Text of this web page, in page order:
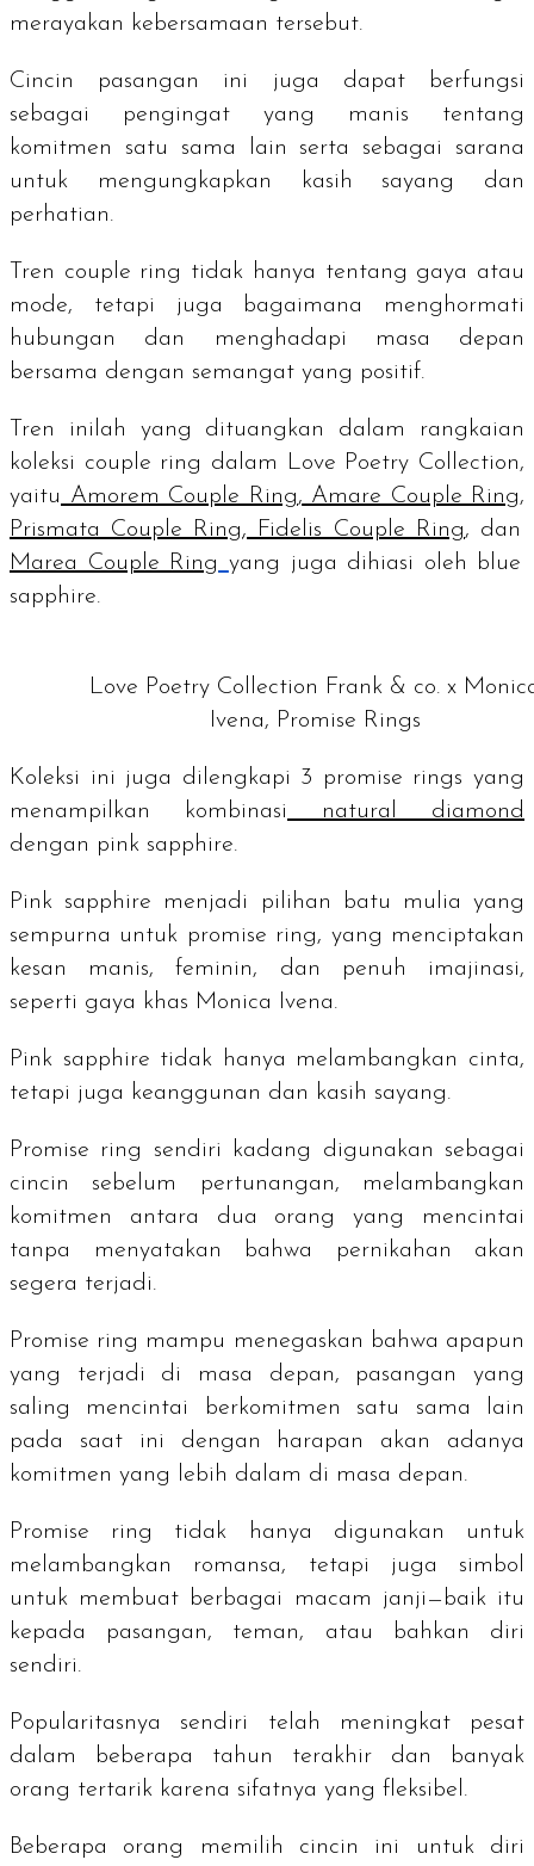
merayakan kebersamaan tersebut.
Cincin pasangan ini juga dapat berfungsi
sebagai pengingat yang manis tentang
komitmen satu sama lain serta sebagai sarana
untuk mengungkapkan kasih sayang dan
perhatian.
Tren couple ring tidak hanya tentang gaya atau
mode, tetapi juga bagaimana menghormati
hubungan dan menghadapi masa depan
bersama dengan semangat yang positif.
Tren inilah yang dituangkan dalam rangkaian
koleksi couple ring dalam Love Poetry Collection,
yaitu Amorem Couple Ring, Amare Couple Ring,
Prismata Couple Ring, Fidelis Couple Ring, dan
Marea Couple Ring yang juga dihiasi oleh
blue
sapphire.
Love Poetry Collection Frank & co. x
Ivena, Promise Rings
Koleksi ini juga dilengkapi 3 promise rings yang
menampilkan kombinasi
natural diamond
dengan pink sapphire.
Pink sapphire menjadi pilihan batu mulia yang
sempurna untuk promise ring, yang menciptakan
kesan manis, feminin, dan penuh imajinasi,
seperti gaya khas Monica Ivena.
Pink sapphire tidak hanya melambangkan cinta,
tetapi juga keanggunan dan kasih sayang.
Promise ring
sendiri kadang digunakan sebagai
cincin sebelum pertunangan, melambangkan
komitmen antara dua orang yang mencintai
tanpa menyatakan bahwa pernikahan akan
segera terjadi.
Promise ring mampu menegaskan bahwa apapun
yang terjadi di masa depan, pasangan yang
saling mencintai berkomitmen satu sama lain
pada saat ini dengan harapan akan adanya
komitmen yang lebih dalam di masa depan.
Promise ring
tidak hanya digunakan untuk
melambangkan romansa, tetapi juga simbol
untuk membuat berbagai macam janji—baik itu
kepada pasangan, teman, atau bahkan diri
sendiri.
Popularitasnya sendiri telah meningkat pesat
dalam beberapa tahun terakhir dan banyak
orang tertarik karena sifatnya yang fleksibel.
Beberapa orang memilih cincin ini untuk diri